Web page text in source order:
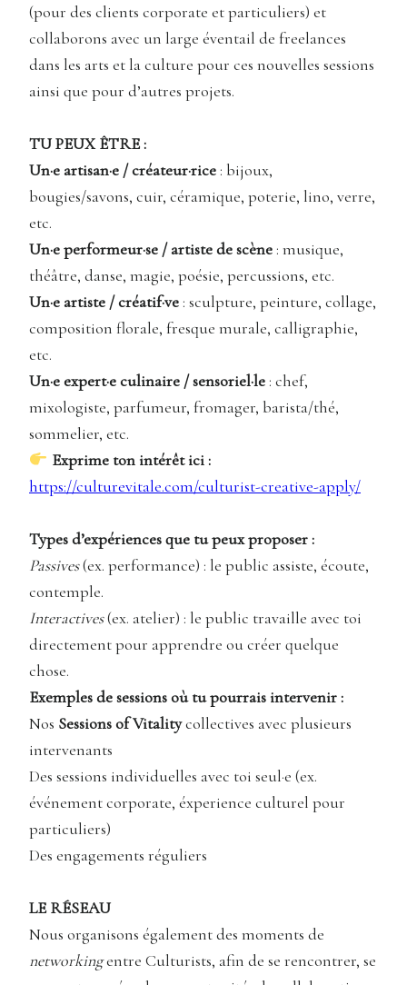
(pour des clients corporate et particuliers) et
collaborons avec un large éventail de freelances
dans les arts et la culture pour ces nouvelles sessions
ainsi que pour d’autres projets.
TU PEUX ÊTRE :
Un·e artisan·e / créateur·rice : bijoux,
bougies/savons, cuir, céramique, poterie, lino, verre,
etc.
Un·e performeur·se / artiste de scène : musique,
théâtre, danse, magie, poésie, percussions, etc.
Un·e artiste / créatif·ve : sculpture, peinture, collage,
composition florale, fresque murale, calligraphie,
etc.
Un·e expert·e culinaire / sensoriel·le : chef,
mixologiste, parfumeur, fromager, barista/thé,
sommelier, etc.
Exprime ton intérêt ici :
https://culturevitale.com/culturist-creative-apply/
Types d’expériences que tu peux proposer :
Passives(ex. performance) : le public assiste, écoute,
contemple.
Interactives(ex. atelier) : le public travaille avec toi
directement pour apprendre ou créer quelque
chose.
Exemples de sessions où tu pourrais intervenir :
Nos Sessions of Vitalitycollectives avec plusieurs
intervenants
Des sessions individuelles avec toi seul·e (ex.
événement corporate, éxperience culturel pour
particuliers)
Des engagements réguliers
LE RÉSEAU
Nous organisons également des moments de
networkingentre Culturists, afin de se rencontrer, se